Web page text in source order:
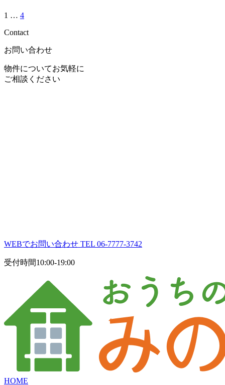
1 … 4
Contact
お問い合わせ
物件についてお気軽に
ご相談ください
WEBでお問い合わせ TEL 06-7777-3742
受付時間10:00-19:00
HOME